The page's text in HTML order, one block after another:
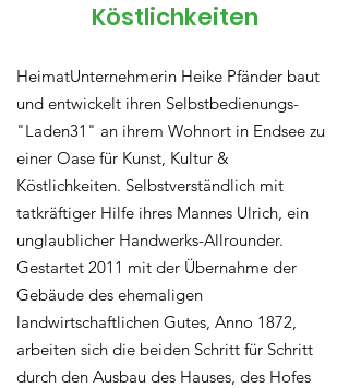
Köstlichkeiten
HeimatUnternehmerin Heike Pfänder baut
und entwickelt ihren Selbstbedienungs-
"Laden31" an ihrem Wohnort in Endsee zu
einer Oase für Kunst, Kultur &
Köstlichkeiten. Selbstverständlich mit
tatkräftiger Hilfe ihres Mannes Ulrich, ein
unglaublicher Handwerks-Allrounder.
Gestartet 2011 mit der Übernahme der
Gebäude des ehemaligen
landwirtschaftlichen Gutes, Anno 1872,
arbeiten sich die beiden Schritt für Schritt
durch den Ausbau des Hauses, des Hofes